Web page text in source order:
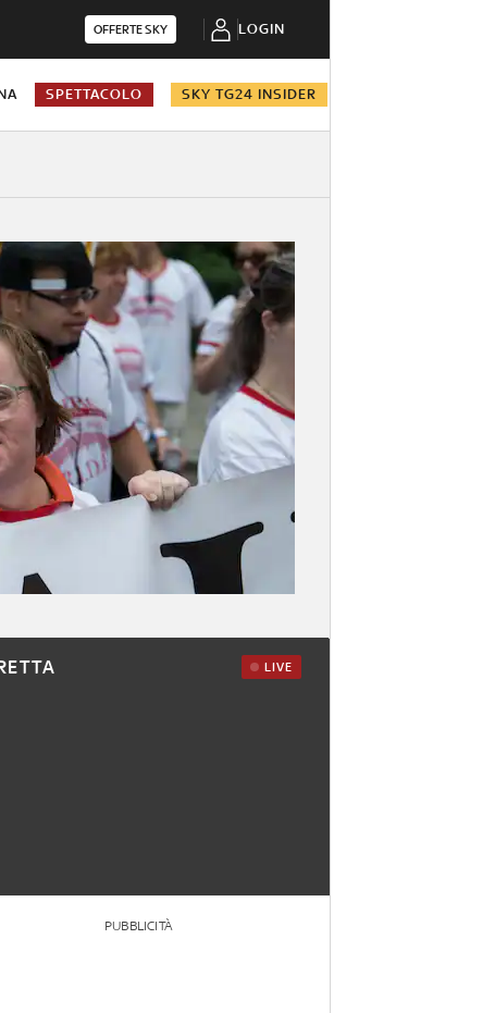
OFFERTE SKY LOGIN
SPETTACOLO SKY TG24 INSIDER
LIVE
PUBBLICITÀ